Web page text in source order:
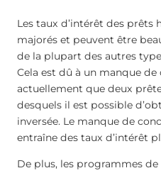
Les taux d’intérêt des prêts
majorés et peuvent être
de la plupart des autres
Cela est dû à un manque de
actuellement que deux
desquels il est possible
inversée. Le manque de
entraîne des taux d’intérêt
De plus, les programmes